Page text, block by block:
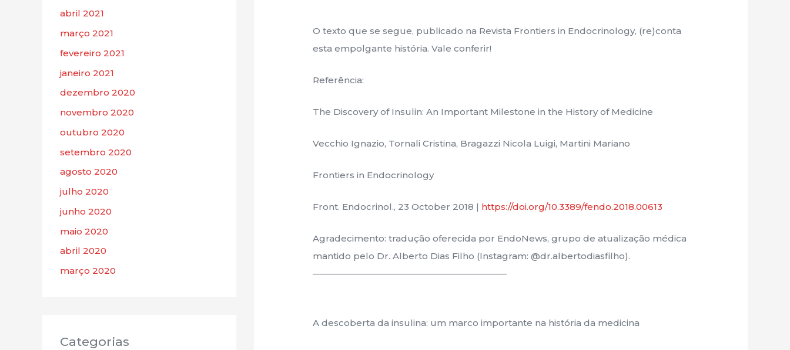
abril 2021
março 2021
fevereiro 2021
janeiro 2021
dezembro 2020
novembro 2020
outubro 2020
setembro 2020
agosto 2020
julho 2020
junho 2020
maio 2020
abril 2020
março 2020
Categorias
O texto que se segue, publicado na Revista Frontiers in Endocrinology, (re)conta
esta empolgante história. Vale conferir!
Referência:
The Discovery of Insulin: An Important Milestone in the History of Medicine
Vecchio Ignazio, Tornali Cristina, Bragazzi Nicola Luigi, Martini Mariano
Frontiers in Endocrinology
Front. Endocrinol., 23 October 2018 | https://doi.org/10.3389/fendo.2018.00613
Agradecimento: tradução oferecida por EndoNews, grupo de atualização médica
mantido pelo Dr. Alberto Dias Filho (Instagram: @dr.albertodiasfilho).
——————————————————————
A descoberta da insulina: um marco importante na história da medicina